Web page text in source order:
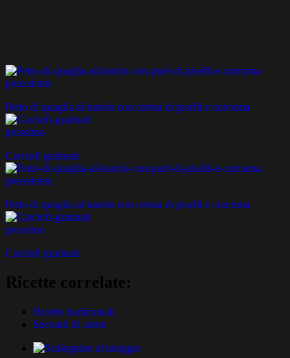
precedente
Petto di quaglia al barolo con crema di piselli e curcuma
prossimo
Carciofi gratinati
precedente
Petto di quaglia al barolo con crema di piselli e curcuma
prossimo
Carciofi gratinati
Ricette correlate:
Ricette tradizionali
Secondi di carne